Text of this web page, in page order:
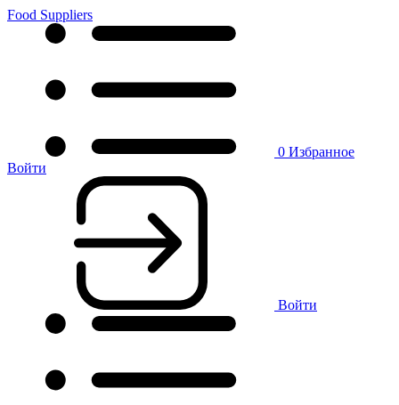
Food Suppliers
0 Избранное
Войти
Войти